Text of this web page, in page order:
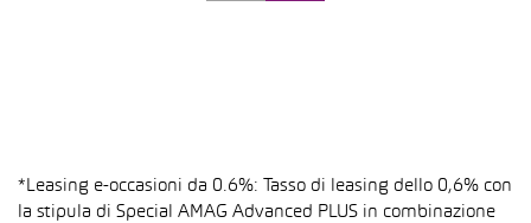
*Leasing e-occasioni da 0.6%: Tasso di leasing dello 0,6% con
la stipula di Special AMAG Advanced PLUS in combinazione